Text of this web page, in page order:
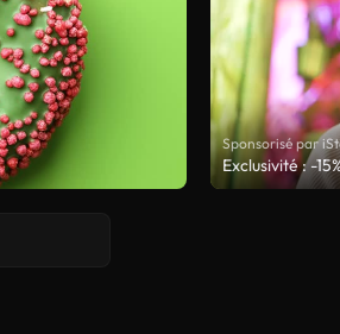
Sponsorisé par
Exclusivité : -